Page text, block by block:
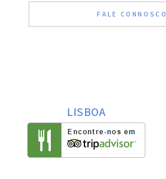
FALE CONNOSCO
LISBOA